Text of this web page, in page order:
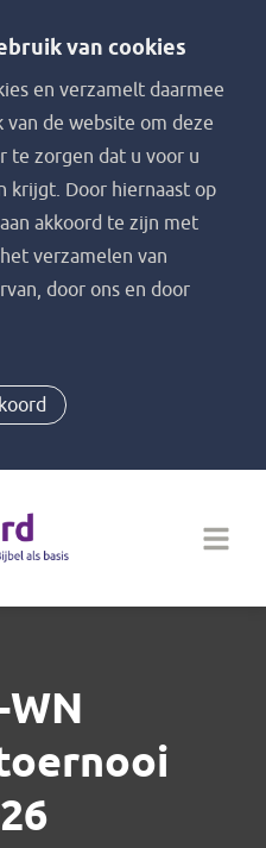
van cookies
en verzamelt daarmee
de website om deze
te zorgen dat u voor u
krijgt. Door hiernaast op
akkoord te zijn met
verzamelen van
door ons en door